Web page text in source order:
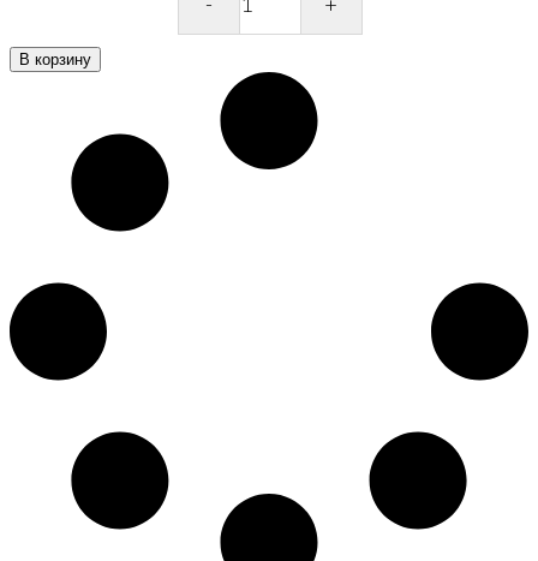
Хлопок
сухоцвет
В корзину